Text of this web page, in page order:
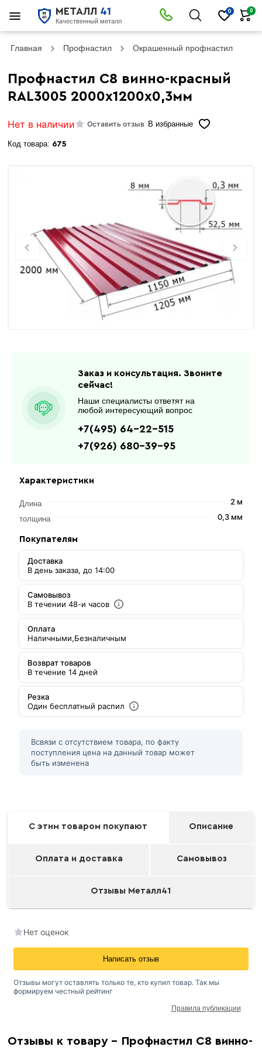
МЕТАЛЛ 41
Качественный металл
0 0
Главная Профнастил Окрашенный профнастил
Профнастил С8 винно-красный
RAL3005 2000х1200х0,3мм
Нет в наличии Оставить отзыв В избранные
Код товара: 675
Характеристики
Длина 2 м
толщина 0,3 мм
Покупателям
Доставка
В день заказа, до 14:00
Самовывоз
В течении 48-и часов
Оплата
Наличными,Безналичным
Возврат товаров
В течение 14 дней
Резка
Один бесплатный распил
Всвязи с отсутствием товара, по факту
поступления цена на данный товар может
быть изменена
Заказ и консультация. Звоните
сейчас!
Наши специалисты ответят на
любой интересующий вопрос
+7(495) 64-22-515
+7(926) 680-39-95
С этим товаром покупают Описание
Оплата и доставка Самовывоз
Отзывы Металл41
Окрашенный профнастил
Отзывы к товару - Профнастил С8 винно-
Нет оценок
Написать отзыв
Отзывы могут оставлять только те, кто купил товар. Так мы
формируем честный рейтинг
Правила публикации